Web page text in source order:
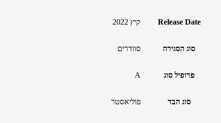
Release Date קיץ 2022
סוג הסגירה סוודרים
פרופיל סוג A
סוג הבד פוליאסטר